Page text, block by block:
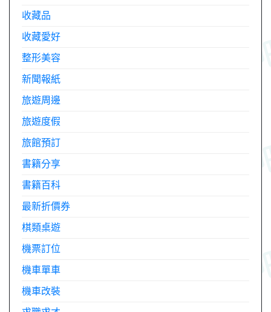
收藏品
收藏愛好
整形美容
新聞報紙
旅遊周邊
旅遊度假
旅館預訂
書籍分享
書籍百科
最新折價券
棋類桌遊
機票訂位
機車單車
機車改裝